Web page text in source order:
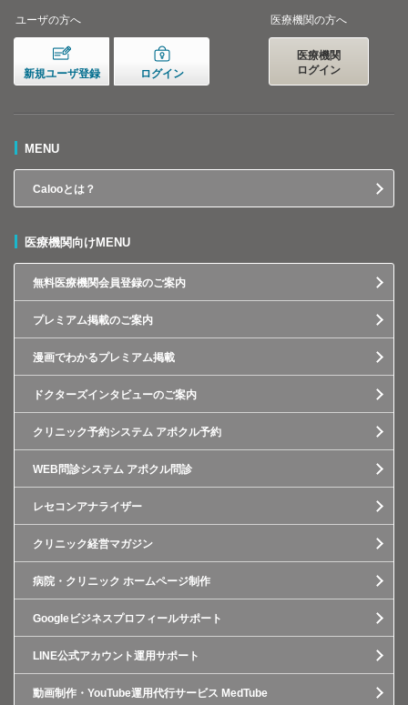
ユーザの方へ
新規ユーザ登録 ログイン
医療機関の方へ
医療機関
ログイン
MENU
Calooとは？
医療機関向けMENU
無料医療機関会員登録のご案内
プレミアム掲載のご案内
漫画でわかるプレミアム掲載
ドクターズインタビューのご案内
クリニック予約システム アポクル予約
WEB問診システム アポクル問診
レセコンアナライザー
クリニック経営マガジン
病院・クリニック ホームページ制作
Googleビジネスプロフィールサポート
LINE公式アカウント運用サポート
動画制作・YouTube運用代行サービス MedTube